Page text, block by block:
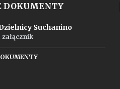
DOKUMENTY
Suchanino
załącznik